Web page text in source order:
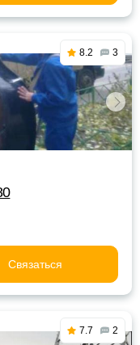
8.2 3
Связаться
7.7 2